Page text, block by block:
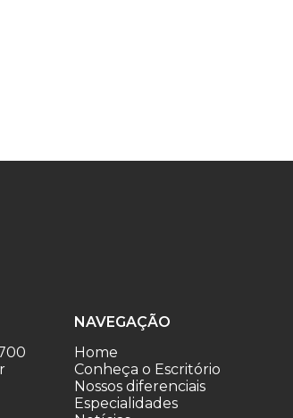
NAVEGAÇÃO
Home
Conheça o Escritório
Nossos diferenciais
Especialidades